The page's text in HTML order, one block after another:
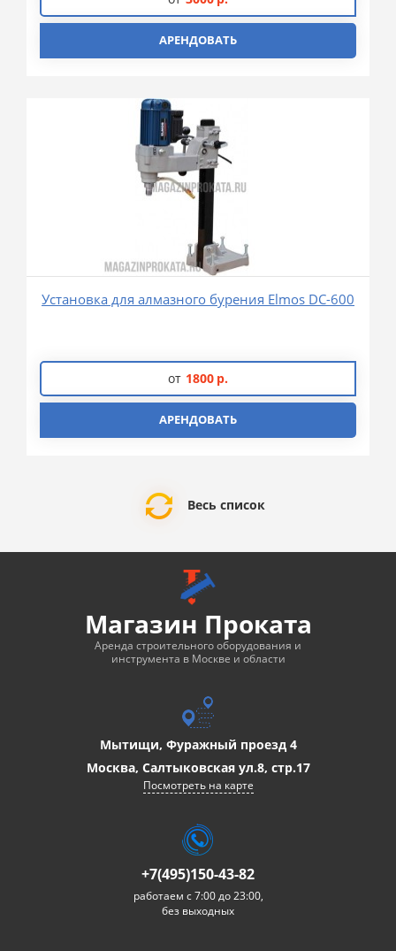
АРЕНДОВАТЬ
Установка для алмазного бурения Elmos DC-600
от 1800 р.
АРЕНДОВАТЬ
Весь список
Магазин Проката
Аренда строительного оборудования и
инструмента в Москве и области
Мытищи, Фуражный проезд 4
Москва, Салтыковская ул.8, стр.17
Посмотреть на карте
+7(495)150-43-82
работаем с 7:00 до 23:00,
без выходных